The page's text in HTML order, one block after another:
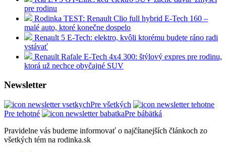
pre rodinu
Rodinka TEST: Renault Clio full hybrid E-Tech 160 –
malé auto, ktoré konečne dospelo
Renault 5 E-Tech: elektro, kvôli ktorému budete ráno radi
vstávať
Renault Rafale E-Tech 4x4 300: štýlový expres pre rodinu,
ktorá už nechce obyčajné SUV
Newsletter
Pre všetkých
Pre tehotné
Pre bábätká
Pravidelne vás budeme informovať o najčítanejších článkoch zo
všetkých tém na rodinka.sk